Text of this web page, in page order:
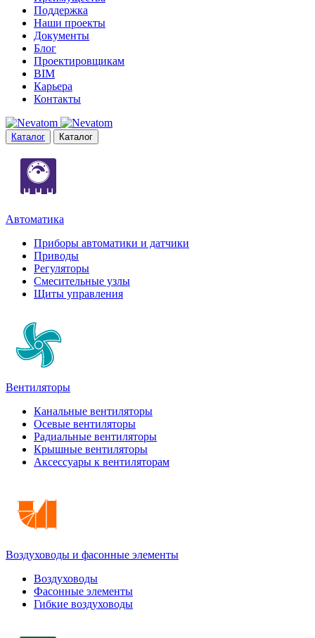
Поддержка
Наши проекты
Документы
Блог
Проектировщикам
BIM
Карьера
Контакты
Каталог Каталог
Автоматика
Приборы автоматики и датчики
Приводы
Регуляторы
Смесительные узлы
Щиты управления
Вентиляторы
Канальные вентиляторы
Осевые вентиляторы
Радиальные вентиляторы
Крышные вентиляторы
Аксессуары к вентиляторам
Воздуховоды и фасонные элементы
Воздуховоды
Фасонные элементы
Гибкие воздуховоды